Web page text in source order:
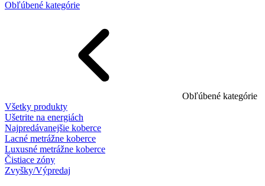
Obľúbené kategórie
Obľúbené kategórie
Všetky produkty
Ušetrite na energiách
Najpredávanejšie koberce
Lacné metrážne koberce
Luxusné metrážne koberce
Čistiace zóny
Zvyšky/Výpredaj